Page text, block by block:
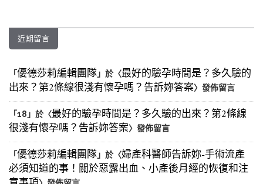
近期留言
「優德莎莉編輯團隊」於〈最好的驗孕時間是？多久驗的
出來？第2條線很淺有懷孕嗎？告訴妳答案〉發佈留言
「18 」於〈最好的驗孕時間是？多久驗的出來？第2條線
很淺有懷孕嗎？告訴妳答案〉發佈留言
「優德莎莉編輯團隊」於〈婦產科醫師告訴妳-手術流產
必須知道的事！關於惡露出血、小產後月經的恢復和注